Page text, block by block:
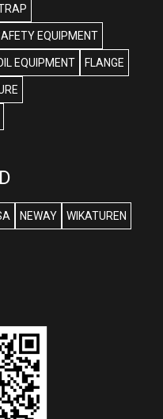
EQUIPMENT
EQUIPMENT FLANGE
NEWAY WIKATUREN